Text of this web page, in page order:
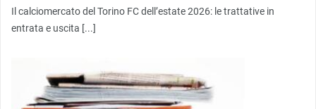
Il calciomercato del Torino FC dell’estate 2026: le trattative in
entrata e uscita [...]